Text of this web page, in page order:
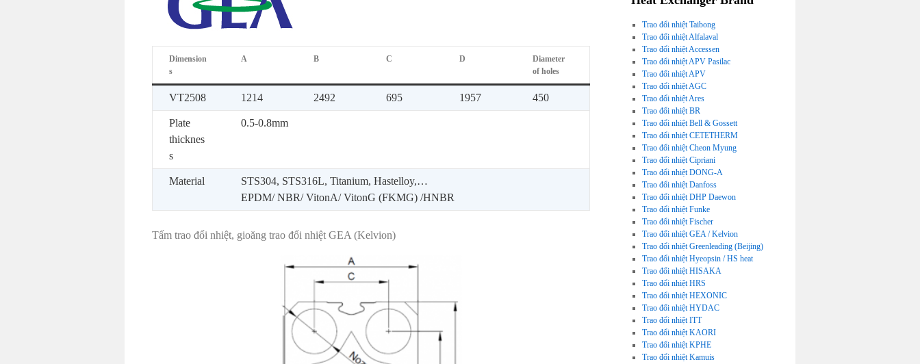
Dimension
s
A B C D
Diameter
of holes
VT2508 1214 2492 695 1957 450
Plate
thicknes
s
0.5-0.8mm
Material
STS304, STS316L, Titanium, Hastelloy,…
EPDM/ NBR/ VitonA/ VitonG (FKMG) /HNBR
Tấm trao đổi nhiệt, gioăng trao đổi nhiệt GEA (Kelvion)
Trao đổi nhiệt Taibong
Trao đổi nhiệt Alfalaval
Trao đổi nhiệt Accessen
Trao đổi nhiệt APV Pasilac
Trao đổi nhiệt APV
Trao đổi nhiệt AGC
Trao đổi nhiệt Ares
Trao đổi nhiệt BR
Trao đổi nhiệt Bell & Gossett
Trao đổi nhiệt CETETHERM
Trao đổi nhiệt Cheon Myung
Trao đổi nhiệt Cipriani
Trao đổi nhiệt DONG-A
Trao đổi nhiệt Danfoss
Trao đổi nhiệt DHP Daewon
Trao đổi nhiệt Funke
Trao đổi nhiệt Fischer
Trao đổi nhiệt GEA / Kelvion
Trao đổi nhiệt Greenleading (Beijing)
Trao đổi nhiệt Hyeopsin / HS heat
Trao đổi nhiệt HISAKA
Trao đổi nhiệt HRS
Trao đổi nhiệt HEXONIC
Trao đổi nhiệt HYDAC
Trao đổi nhiệt ITT
Trao đổi nhiệt KAORI
Trao đổi nhiệt KPHE
Trao đổi nhiệt Kamuis